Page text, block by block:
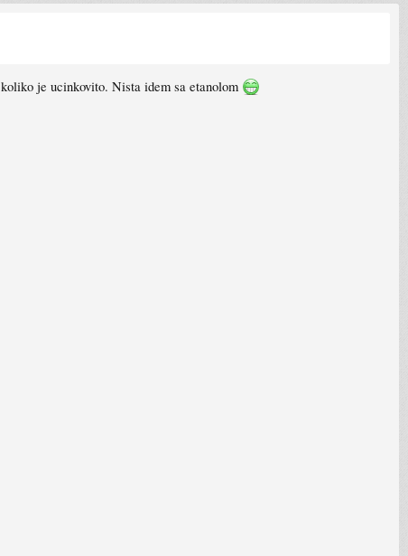
je ucinkovito. Nista idem sa etanolom